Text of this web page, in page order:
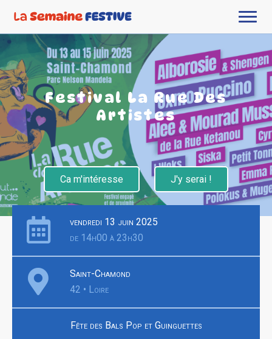
Festival La Rue Des
Artistes
Ca m'intéresse J'y serai !
vendredi 13 juin 2025
de 14h00 à 23h30
Saint-Chamond
42 • Loire
Fête des Bals Pop et Guinguettes